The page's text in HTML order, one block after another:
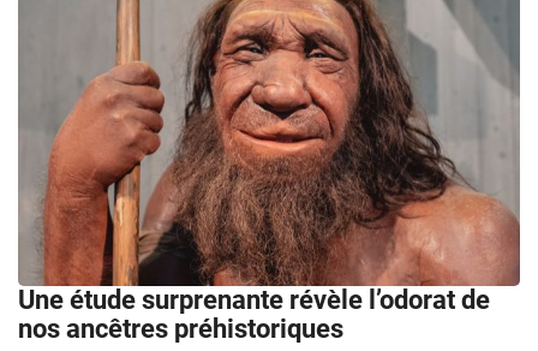
Une étude surprenante révèle l’odorat de
nos ancêtres préhistoriques